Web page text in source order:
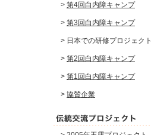
> 第4回白内障キャンプ
> 第3回白内障キャンプ
> 日本での研修プロジェクト
> 第2回白内障キャンプ
> 第1回白内障キャンプ
> 協賛企業